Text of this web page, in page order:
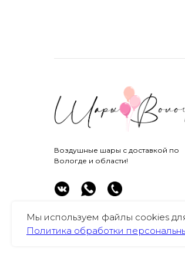
Воздушные шары с доставкой по
Вологде и области!
Мы используем файлы cookies
Политика обработки